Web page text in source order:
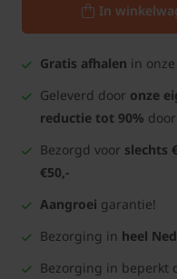
In
Gratis afhalen in onze
Geleverd door onze
reductie tot 90% door
Bezorgd voor slechts
€50,-
Aangroei garantie!
Bezorging in heel
Bezorging in beperkt